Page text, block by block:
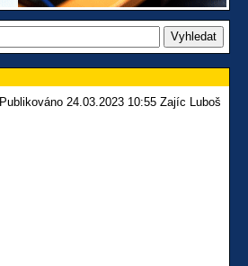
Publikováno 24.03.2023 10:55 Zajíc Luboš